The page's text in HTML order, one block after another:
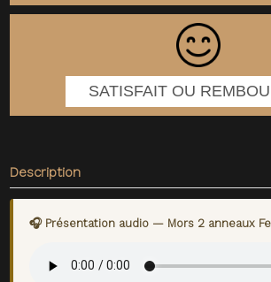
SATISFAIT OU
Description
🎧 Présentation audio — Mors 2 anneaux